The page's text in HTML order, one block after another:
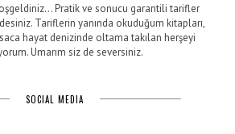
Pratik ve sonucu garantili tarifler
Tariflerin yanında okuduğum kitapları,
hayat denizinde oltama takılan herşeyi
Umarım siz de seversiniz.
SOCIAL MEDIA